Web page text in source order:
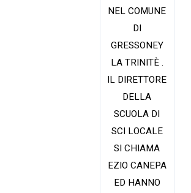
NEL COMUNE
DI
GRESSONEY
LA TRINITÈ .
IL DIRETTORE
DELLA
SCUOLA DI
SCI LOCALE
SI CHIAMA
EZIO CANEPA
ED HANNO